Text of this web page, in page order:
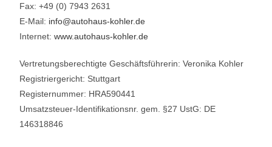
Fax: +49 (0) 7943 2631
E-Mail: info@autohaus-kohler.de
Internet:www.autohaus-kohler.de
Vertretungsberechtigte Geschäftsführerin: Veronika Kohler
Registriergericht: Stuttgart
Registernummer: HRA590441
Umsatzsteuer-Identifikationsnr. gem. §27 UstG: DE
146318846